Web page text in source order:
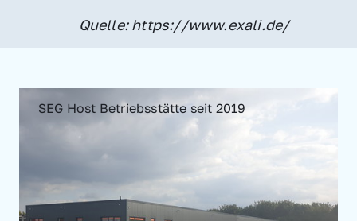
Quelle: https://www.exali.de/
SEG Host Betriebsstätte seit 2019